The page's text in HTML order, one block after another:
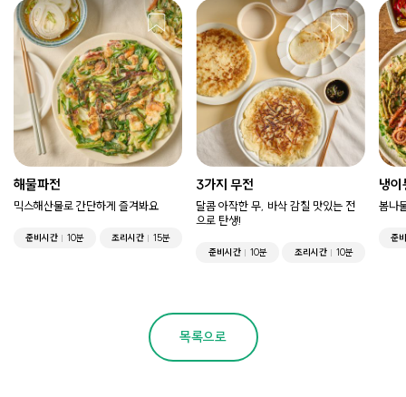
해물파전
믹스해산물로 간단하게 즐겨봐요
준비시간 10분 조리시간 15분
3가지 무전
달콤 아작한 무, 바삭 감칠 맛있는 전
으로 탄생!
준비시간 10분 조리시간 10분
냉
봄나
준
목록으로